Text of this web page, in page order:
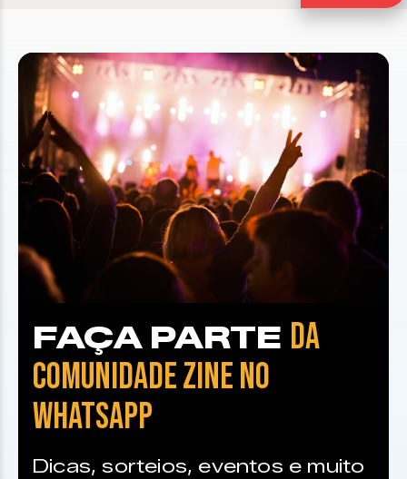
FAÇA PARTE DA
COMUNIDADE ZINE NO
WHATSAPP
Dicas, sorteios, eventos e muito